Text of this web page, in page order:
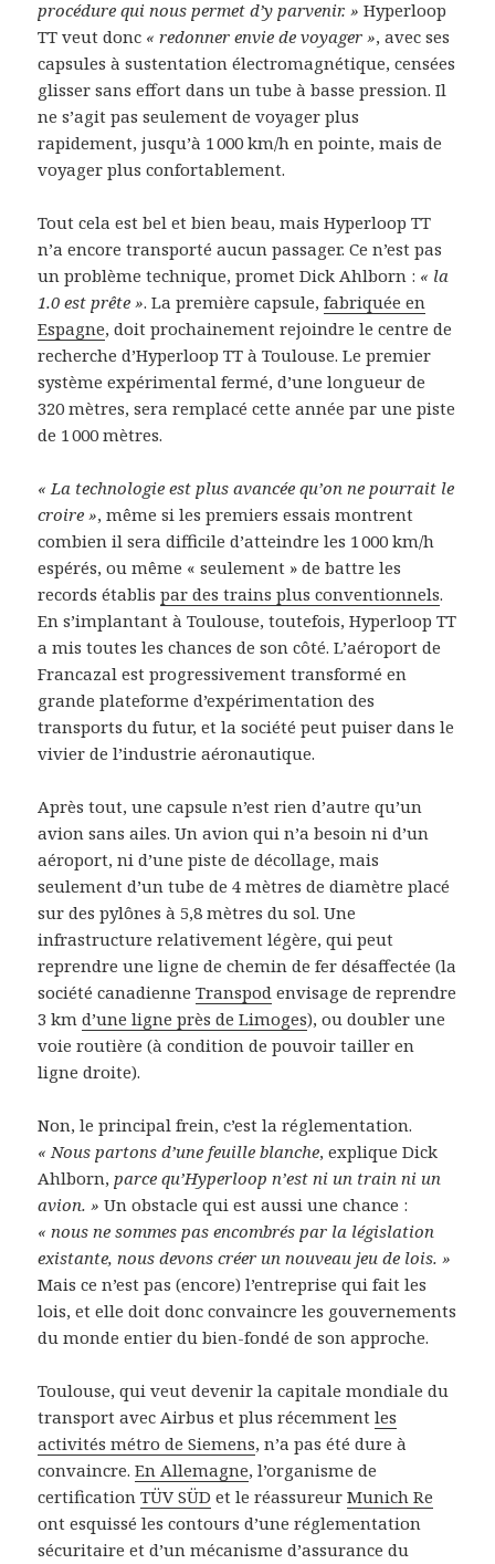
procédure qui nous permet d’y parvenir. » Hyperloop
TT veut donc « redonner envie de voyager », avec ses
capsules à sustentation électromagnétique, censées
glisser sans effort dans un tube à basse pression. Il
ne s’agit pas seulement de voyager plus
rapidement, jusqu’à 1 000 km/h en pointe, mais de
voyager plus confortablement.
Tout cela est bel et bien beau, mais Hyperloop TT
n’a encore transporté aucun passager. Ce n’est pas
un problème technique, promet Dick Ahlborn : « la
1.0 est prête ». La première capsule,fabriquée en
Espagne, doit prochainement rejoindre le centre de
recherche d’Hyperloop TT à Toulouse. Le premier
système expérimental fermé, d’une longueur de
320 mètres, sera remplacé cette année par une piste
de 1 000 mètres.
« La technologie est plus avancée qu’on ne pourrait le
croire », même si les premiers essais montrent
combien il sera difficile d’atteindre les 1 000 km/h
espérés, ou même « seulement » de battre les
records établispar des trains plus conventionnels.
En s’implantant à Toulouse, toutefois, Hyperloop TT
a mis toutes les chances de son côté. L’aéroport de
Francazal est progressivement transformé en
grande plateforme d’expérimentation des
transports du futur, et la société peut puiser dans le
vivier de l’industrie aéronautique.
Après tout, une capsule n’est rien d’autre qu’un
avion sans ailes. Un avion qui n’a besoin ni d’un
aéroport, ni d’une piste de décollage, mais
seulement d’un tube de 4 mètres de diamètre placé
sur des pylônes à 5,8 mètres du sol. Une
infrastructure relativement légère, qui peut
reprendre une ligne de chemin de fer désaffectée (la
société canadienneTranspod envisage de reprendre
3 kmd’une ligne près de Limoges), ou doubler une
voie routière (à condition de pouvoir tailler en
ligne droite).
Non, le principal frein, c’est la réglementation.
« Nous partons d’une feuille blanche, explique Dick
Ahlborn,parce qu’Hyperloop n’est ni un train ni un
avion. » Un obstacle qui est aussi une chance :
« nous ne sommes pas encombrés par la législation
existante, nous devons créer un nouveau jeu de lois. »
Mais ce n’est pas (encore) l’entreprise qui fait les
lois, et elle doit donc convaincre les gouvernements
du monde entier du bien-fondé de son approche.
Toulouse, qui veut devenir la capitale mondiale du
transport avec Airbus et plus récemmentles
activités métro de Siemens, n’a pas été dure à
convaincre.En Allemagne, l’organisme de
certificationTÜV SÜD et le réassureurMunich Re
ont esquissé les contours d’une réglementation
sécuritaire et d’un mécanisme d’assurance du